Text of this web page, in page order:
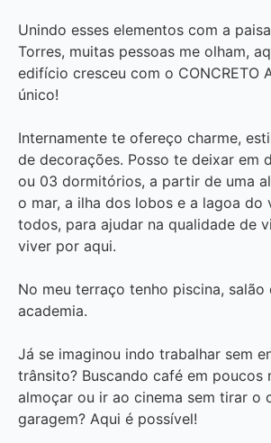
Unindo esses elementos com a
Torres, muitas pessoas me olham,
edifício cresceu com o CONCRETO
único!
Internamente te ofereço charme,
de decorações. Posso te deixar em
ou 03 dormitórios, a partir de uma
o mar, a ilha dos lobos e a lagoa do
todos, para ajudar na qualidade de
viver por aqui.
No meu terraço tenho piscina, salão
academia.
Já se imaginou indo trabalhar sem
trânsito? Buscando café em poucos
almoçar ou ir ao cinema sem tirar o
garagem? Aqui é possível!